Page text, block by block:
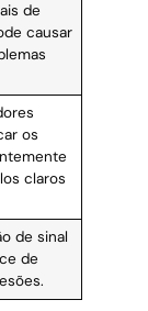
de
causar
os
claros
de sinal
de